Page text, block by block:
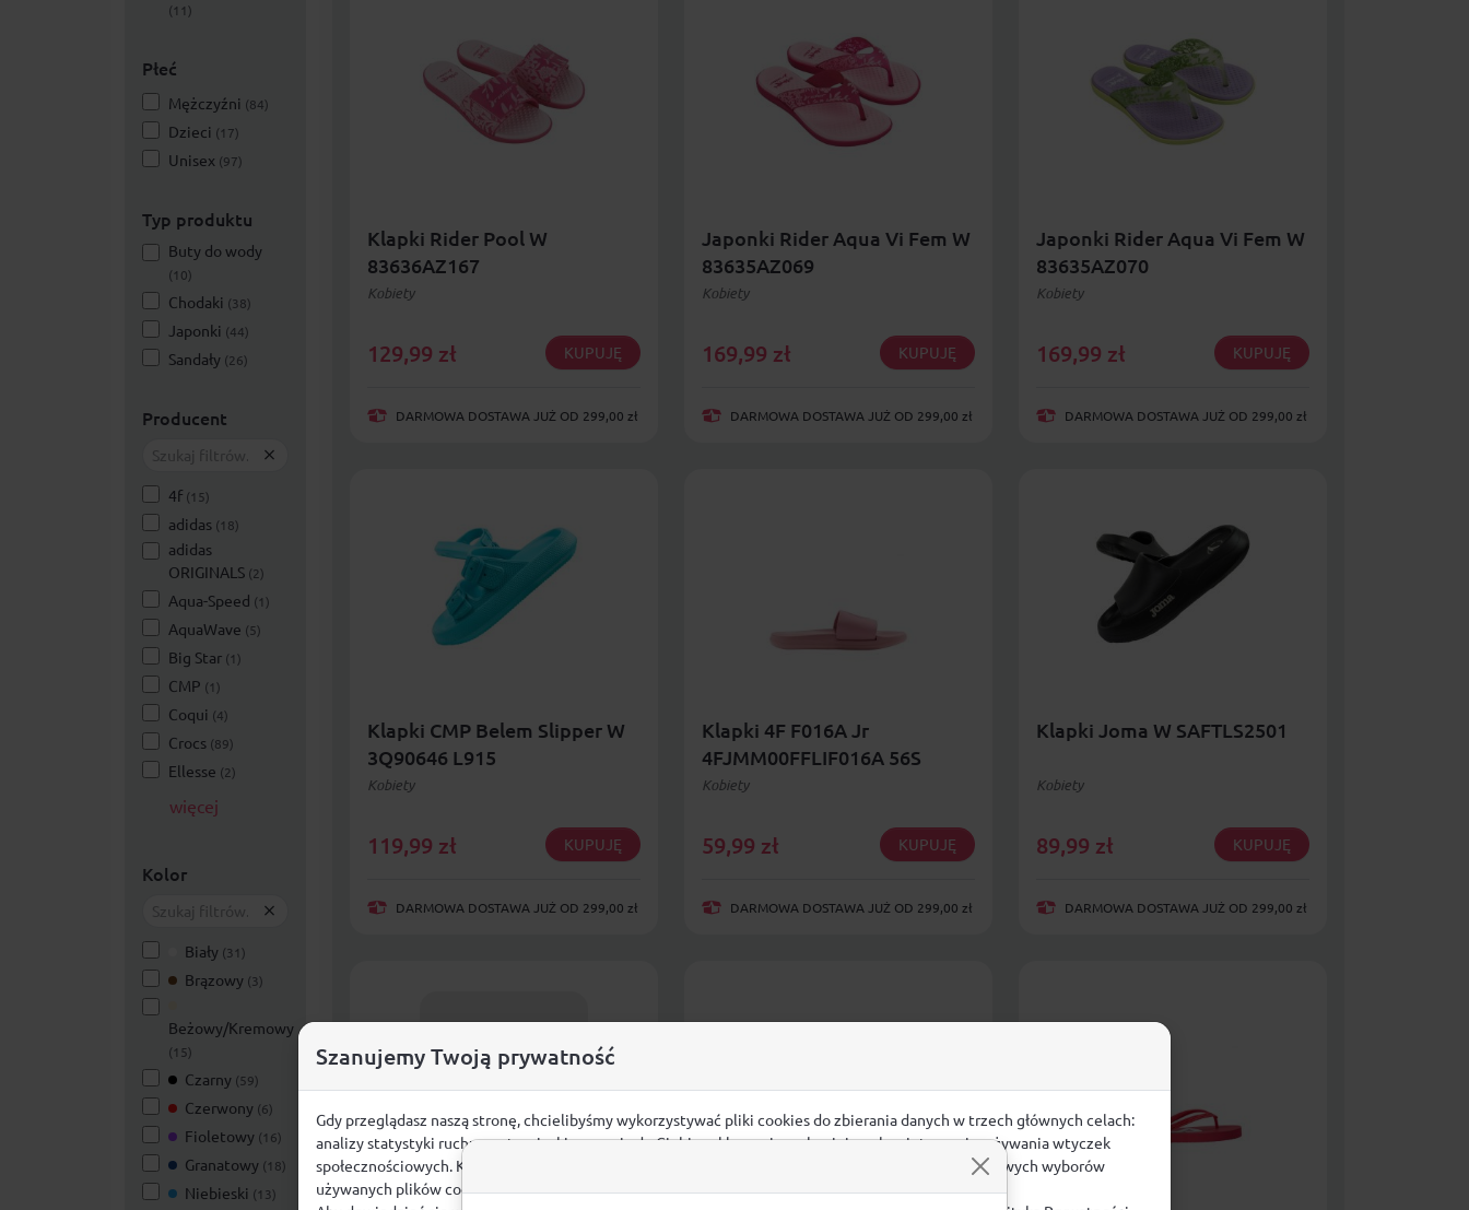
(11)
Płeć
Mężczyźni (84)
Dzieci (17)
Unisex (97)
Typ produktu
Buty do wody
(10)
Chodaki (38)
Japonki (44)
Sandały (26)
Producent
4f (15)
adidas (18)
adidas
ORIGINALS (2)
Aqua-Speed (1)
AquaWave (5)
Big Star (1)
CMP (1)
Coqui (4)
Crocs (89)
Ellesse (2)
więcej
Kolor
Biały (31)
Brązowy (3)
Beżowy/Kremowy
(15)
Czarny (59)
Czerwony (6)
Fioletowy (16)
Granatowy (18)
Niebieski (13)
Klapki Rider Pool W
83636AZ167
Kobiety
129,99 zł KUPUJĘ
DARMOWA DOSTAWA JUŻ OD 299,00 zł
Japonki Rider Aqua Vi Fem W
83635AZ069
Kobiety
169,99 zł KUPUJĘ
DARMOWA DOSTAWA JUŻ OD 299,00 zł
Japonki Rider Aqua Vi Fem W
83635AZ070
Kobiety
169,99 zł KUPUJĘ
DARMOWA DOSTAWA JUŻ OD 299,00 zł
Klapki CMP Belem Slipper W
3Q90646 L915
Kobiety
119,99 zł KUPUJĘ
DARMOWA DOSTAWA JUŻ OD 299,00 zł
Klapki 4F F016A Jr
4FJMM00FFLIF016A 56S
Kobiety
59,99 zł KUPUJĘ
DARMOWA DOSTAWA JUŻ OD 299,00 zł
Klapki Joma W SAFTLS2501
Kobiety
89,99 zł KUPUJĘ
DARMOWA DOSTAWA JUŻ OD 299,00 zł
Szanujemy Twoją prywatność
Gdy przeglądasz naszą stronę, chcielibyśmy wykorzystywać pliki cookies do zbierania danych w trzech głównych celach:
analizy statystyki ruchu na stronie, kierowania do Ciebie reklam w innych miejscach w internecie, używania wtyczek
społecznościowych. Kliknij poniżej, by wyrazić zgodę lub przejdź do ustawień, by dokonać szczegółowych wyborów
używanych plików cookies.